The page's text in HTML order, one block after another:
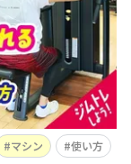
マシン
使い方